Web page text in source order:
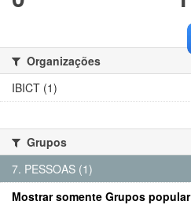
Organizações
IBICT (1)
Grupos
7. PESSOAS (1)
Mostrar somente Grupos popular